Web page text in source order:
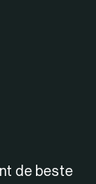
de beste